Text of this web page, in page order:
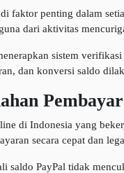
faktor penting dalam
dari aktivitas
sistem
dan konversi saldo
di Indonesia yang
secara cepat dan
saldo PayPal tidak